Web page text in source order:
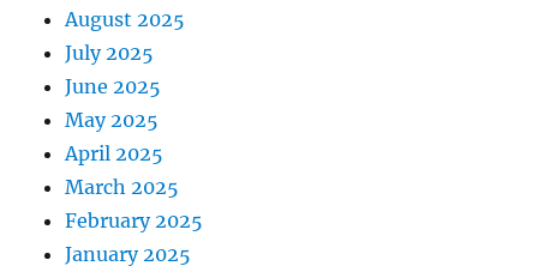
August 2025
July 2025
June 2025
May 2025
April 2025
March 2025
February 2025
January 2025